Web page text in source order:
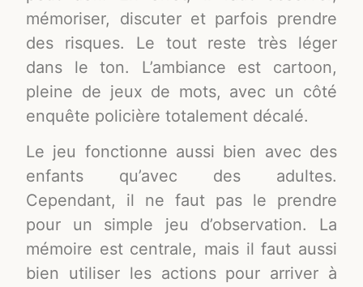
mémoriser, discuter et parfois prendre
des risques. Le tout reste très léger
dans le ton. L’ambiance est cartoon,
pleine de jeux de mots, avec un côté
enquête policière totalement décalé.
Le jeu fonctionne aussi bien avec des
enfants qu’avec des adultes.
Cependant, il ne faut pas le prendre
pour un simple jeu d’observation. La
mémoire est centrale, mais il faut aussi
bien utiliser les actions pour arriver à